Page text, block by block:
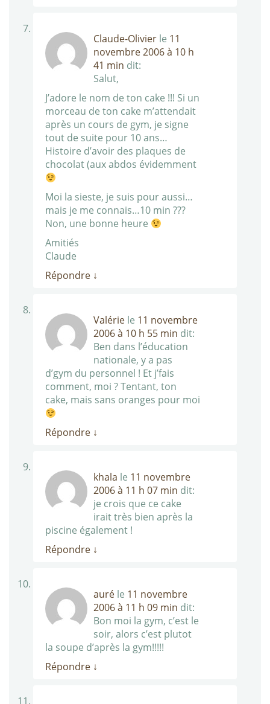
Claude-Olivier le 11
novembre 2006 à 10 h
41 min dit:
Salut,
J’adore le nom de ton cake !!! Si un
morceau de ton cake m’attendait
après un cours de gym, je signe
tout de suite pour 10 ans…
Histoire d’avoir des plaques de
chocolat (aux abdos évidemment
Moi la sieste, je suis pour aussi…
mais je me connais…10 min ???
Non, une bonne heure
Amitiés
Claude
Répondre ↓
Valérie le 11 novembre
2006 à 10 h 55 min dit:
Ben dans l’éducation
nationale, y a pas
d’gym du personnel ! Et j’fais
comment, moi ? Tentant, ton
cake, mais sans oranges pour moi
Répondre ↓
khala le 11 novembre
2006 à 11 h 07 min dit:
je crois que ce cake
irait très bien après la
piscine également !
Répondre ↓
auré le 11 novembre
2006 à 11 h 09 min dit:
Bon moi la gym, c’est le
soir, alors c’est plutot
la soupe d’après la gym!!!!!
Répondre ↓